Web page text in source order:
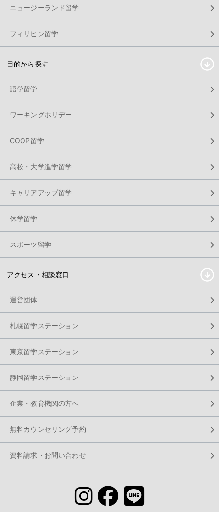
ニュージーランド留学
フィリピン留学
目的から探す
語学留学
ワーキングホリデー
COOP留学
高校・大学進学留学
キャリアアップ留学
休学留学
スポーツ留学
アクセス・相談窓口
運営団体
札幌留学ステーション
東京留学ステーション
静岡留学ステーション
企業・教育機関の方へ
無料カウンセリング予約
資料請求・お問い合わせ